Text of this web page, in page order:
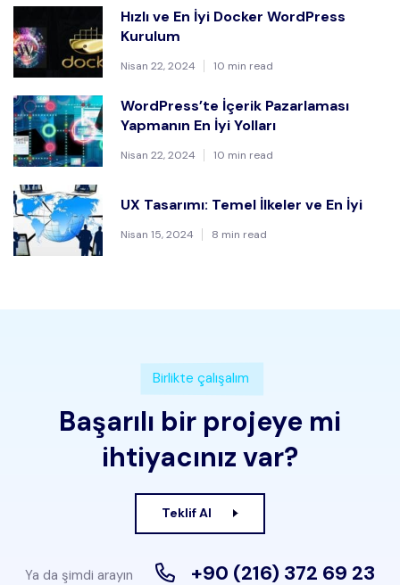
Hızlı ve En İyi Docker WordPress
Kurulum
Nisan 22, 2024 10 min read
WordPress’te İçerik Pazarlaması
Yapmanın En İyi Yolları
Nisan 22, 2024 10 min read
UX Tasarımı: Temel İlkeler ve En İyi
Nisan 15, 2024 8 min read
Birlikte çalışalım
Başarılı bir projeye mi
ihtiyacınız var?
Teklif Al
Ya da şimdi arayın +90 (216) 372 69 23